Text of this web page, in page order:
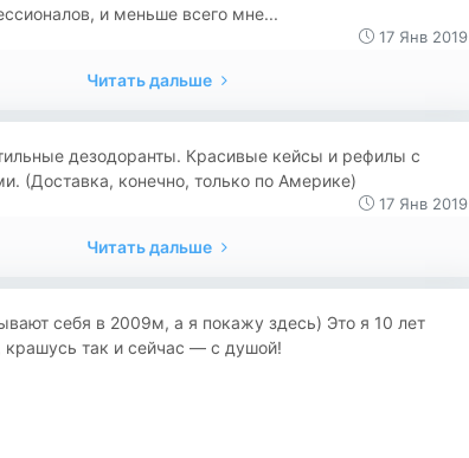
и меньше всего мне...
17 Янв 2019
Читать дальше
дезодоранты. Красивые кейсы и рефилы с
(Доставка, конечно, только по Америке)
17 Янв 2019
Читать дальше
себя в 2009м, а я покажу здесь) Это я 10 лет
крашусь так и сейчас — с душой!